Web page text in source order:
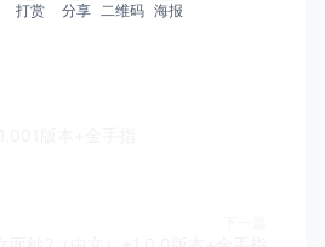
打赏 分享 二维码 海报